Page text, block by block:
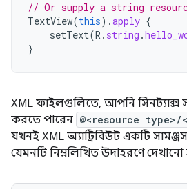
// Or supply a string
TextView(this).apply {
setText(R . string .
}
XML ফাইলগুলিতে, আপনি সিনট্যাক্স
করতে পারেন @<resource type>/
যখনই XML অ্যাট্রিবিউট একটি
যেমনটি নিম্নলিখিত উদাহরণে